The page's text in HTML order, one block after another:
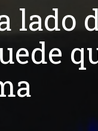
lado